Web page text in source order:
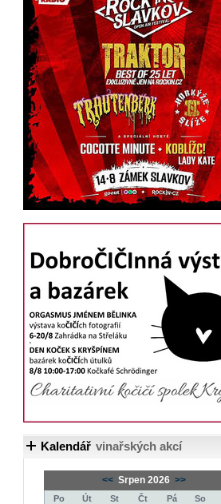
Kalendář vinařských akcí
<< Srpen 2026 >>
Po Út St Čt Pá So